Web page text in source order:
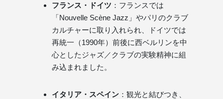
フランス・ドイツ ：フランスでは
「Nouvelle Scène Jazz」やパリのクラブ
カルチャーに取り入れられ、ドイツでは
再統一（1990年）前後に西ベルリンを中
心としたジャズ／クラブの実験精神に組
み込まれました。
イタリア・スペイン ：観光と結びつき、